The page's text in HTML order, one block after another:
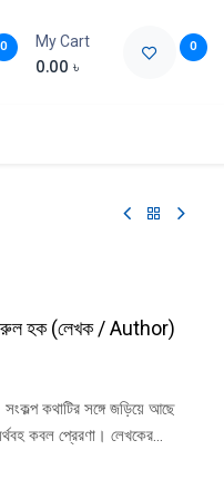
0 My Cart
0.00 ৳
0
হক(লেখক / Author)
কথাটির সঙ্গে জড়িয়ে আছে
কবল প্রেরণা। লেখকের
আছে। ধাপে ধাপে লেখক